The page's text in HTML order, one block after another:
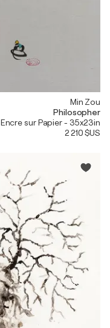
Min Zou
Philosopher
Encre sur Papier - 35x23in
2 210 $US